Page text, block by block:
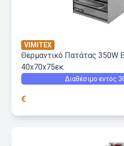
VIMITEX
Θερμαντικό Πατάτας 350W
40x70x75εκ.
Διαθέσιμο εντός
€